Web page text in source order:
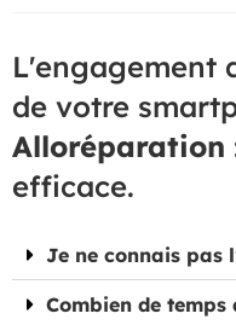
L'engagement
de votre
Alloréparation
efficace.
Je ne connais pas
Combien de